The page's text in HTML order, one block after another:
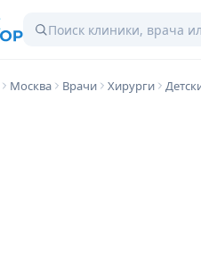
Москва Врачи Хирурги